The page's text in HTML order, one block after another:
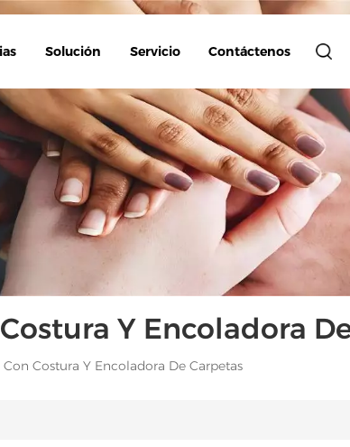
Solución Servicio Contáctenos
Y Encoladora
Costura Y Encoladora De Carpetas